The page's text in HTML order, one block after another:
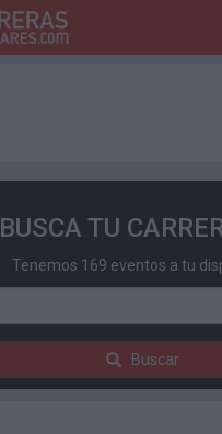
BUSCA TU
Tenemos 169 eventos a tu
Buscar